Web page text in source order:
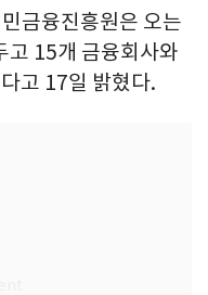
금융진흥원은 오는
고 15개 금융회사와
고 17일 밝혔다.